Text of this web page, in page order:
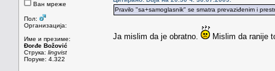
Ван мреже
Пол:
Организација:
Име и презиме:
Đorđe Božović
Струка: lingvist
Поруке: 4.322
Pravilo "sa+samoglasnik" se smatra prevaziđenim i
Ja mislim da je obratno. Mislim da ranije